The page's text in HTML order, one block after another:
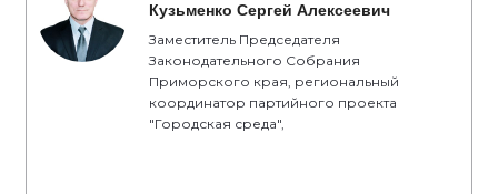
Кузьменко Сергей Алексеевич
Заместитель Председателя
Законодательного Собрания
Приморского края, региональный
координатор партийного проекта
"Городская среда",